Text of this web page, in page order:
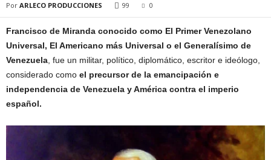
Por ARLECO PRODUCCIONES 99 0
Francisco de Miranda conocido como El Primer Venezolano
Universal, El Americano más Universal o el Generalísimo de
Venezuela , fue un militar, político, diplomático, escritor e ideólogo,
considerado como el precursor de la emancipación e
independencia de Venezuela y América contra el imperio
español.